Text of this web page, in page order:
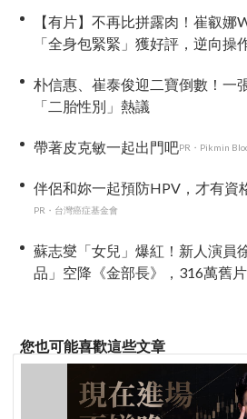
【有片】不再比拼露肉！崔叡娜
「全身包緊緊」獲好評，逆向操
朴信惠、崔泰俊迎二寶倒數！一
「二胎性別」熱議
帶著皮克敏一起出門吧PR・Pikmin
伴侶和妳一起預防HPV，才有資
PR・台灣癌症基金會
蘇志燮「女兒」爆紅！新人演員
品」空降《金部長》，316萬舊
您也可能喜歡這些文章